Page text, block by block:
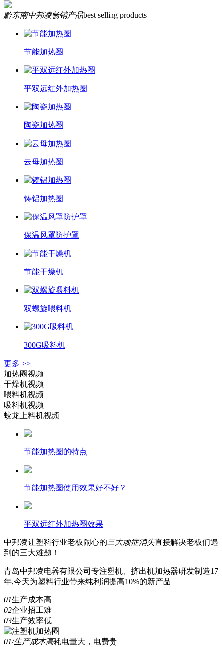
黔东南中邦凌畅销产品best selling products
节能加热圈
平双远红外加热圈
陶瓷加热圈
云母加热圈
铸铝加热圈
保温风罩防护罩
节能干燥机
双螺旋喂料机
300G吸料机
更多 >>
加热圈视频
干燥机视频
喂料机视频
吸料机视频
蛟龙上料机视频
节能加热圈的特点
节能加热圈使用效果好不好？
平双远红外加热圈效果
中邦凌让塑料行业老板闹心的 三大顽症消失直接解决老板们遇
到的三大难题！
青岛中邦凌电器有限公司专注塑机、挤出机加热器研发制造17
年,今天为塑料行业带来纯利润提高10%的新产品
01生产成本高
02企业招工难
03生产效率低
01/生产成本高耗电量大，电费贵